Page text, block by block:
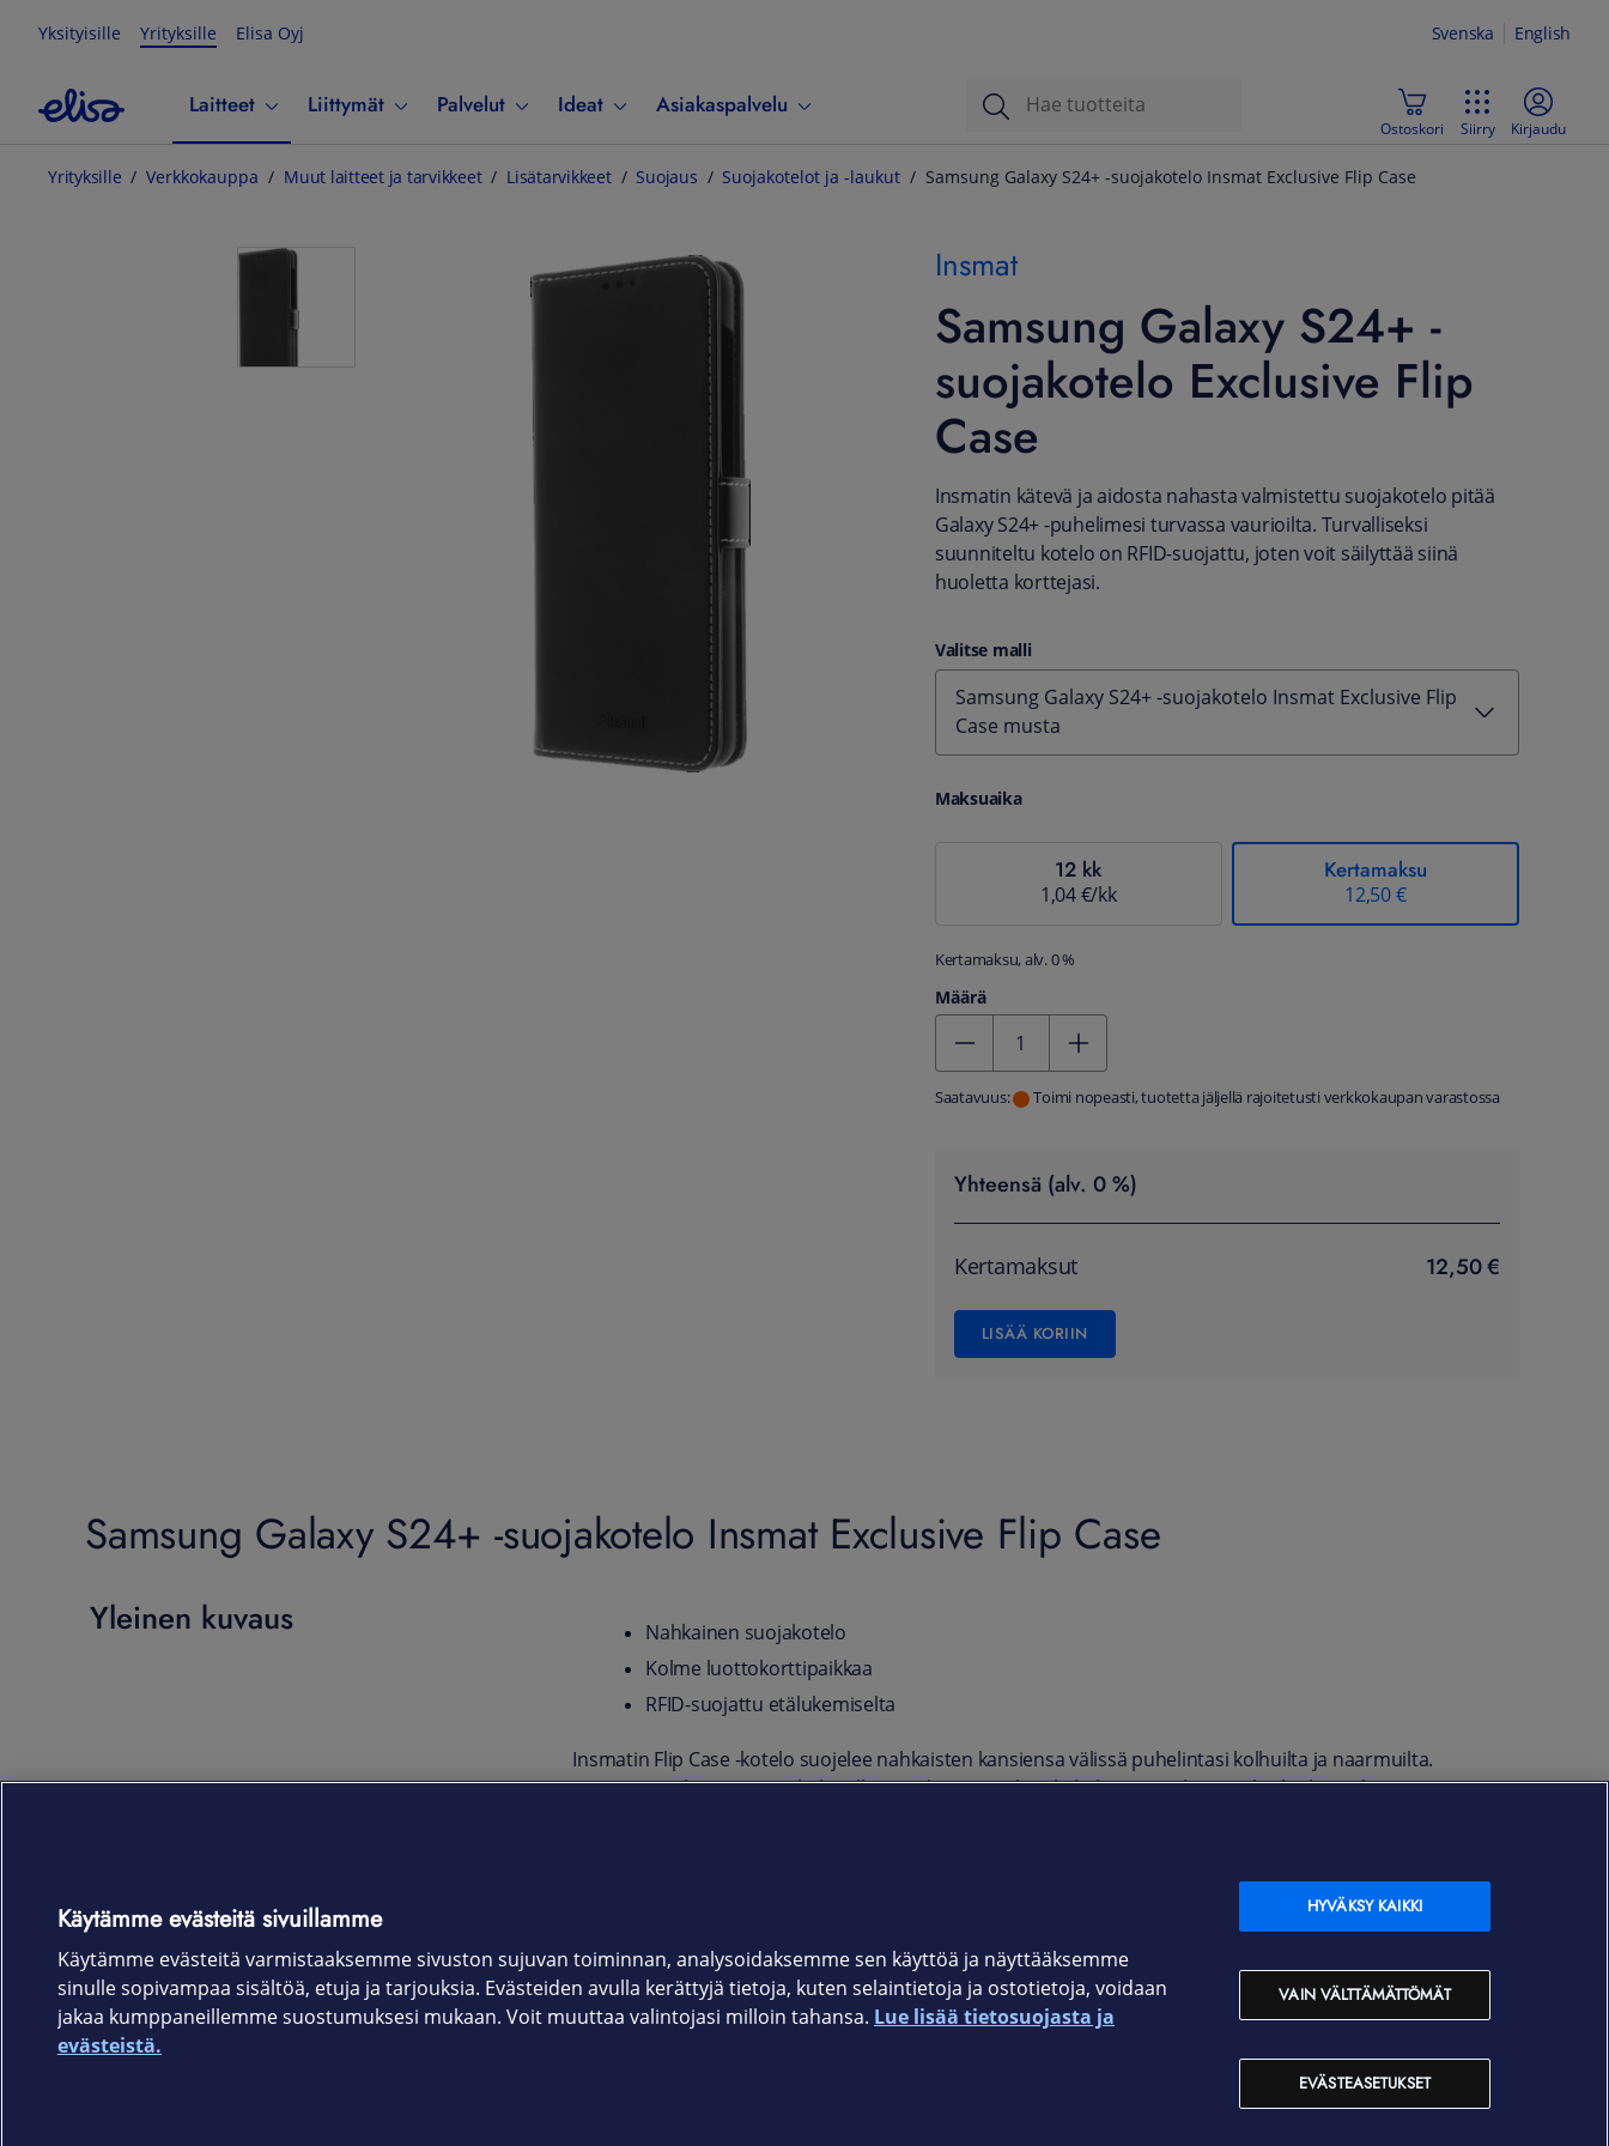
Yksityisille Yrityksille Elisa Oyj Svenska English
Laitteet Liittymät Palvelut Ideat Asiakaspalvelu
Ostoskori Siirry Kirjaudu
Yrityksille Verkkokauppa Muut laitteet ja tarvikkeet Lisätarvikkeet Suojaus Suojakotelot ja -laukut Samsung Galaxy S24+ -suojakotelo Insmat Exclusive Flip Case
Insmat
Samsung Galaxy S24+ -
suojakotelo Exclusive Flip
Case
Insmatin kätevä ja aidosta nahasta valmistettu suojakotelo pitää
Galaxy S24+ -puhelimesi turvassa vaurioilta. Turvalliseksi
suunniteltu kotelo on RFID-suojattu, joten voit säilyttää siinä
huoletta korttejasi.
Valitse malli
Samsung Galaxy S24+ -suojakotelo Insmat Exclusive Flip
Case musta
Maksuaika
12 kk
1,04 €/kk
Kertamaksu
12,50 €
Kertamaksu, alv. 0 %
Määrä
Saatavuus: Toimi nopeasti, tuotetta jäljellä rajoitetusti verkkokaupan varastossa
Yhteensä (alv. 0 %)
Kertamaksut 12,50 €
LISÄÄ KORIIN
Samsung Galaxy S24+ -suojakotelo Insmat Exclusive Flip Case
Yleinen kuvaus
Nahkainen suojakotelo
Kolme luottokorttipaikkaa
RFID-suojattu etälukemiselta
Insmatin Flip Case -kotelo suojelee nahkaisten kansiensa välissä puhelintasi kolhuilta ja naarmuilta.
Samsung Galaxy S24+ -puhelimelle räätälöity suojakotelo kuljettaa mukanaan lisäksi luottokortit ja
Käytämme evästeitä sivuillamme
Käytämme evästeitä varmistaaksemme sivuston sujuvan toiminnan, analysoidaksemme sen käyttöä ja näyttääksemme
sinulle sopivampaa sisältöä, etuja ja tarjouksia. Evästeiden avulla kerättyjä tietoja, kuten selaintietoja ja ostotietoja, voidaan
jakaa kumppaneillemme suostumuksesi mukaan. Voit muuttaa valintojasi milloin tahansa. Lue lisää tietosuojasta ja
evästeistä.
EVÄSTEASETUKSET
VAIN VÄLTTÄMÄTTÖMÄT
HYVÄKSY KAIKKI